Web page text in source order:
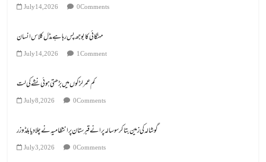
July 14, 2026 0 Comments
مہنگائی کا بوجھ پس رہا ہے مڈل کلاس انسان
July 14, 2026 1 Comment
کم عمر لڑکوں میں بڑھتی ہوئی نشے کی لت
July 8, 2026 0 Comments
گوشالہ کی زمین بتا کر سوسالہ پرانے قبرستان پر انتظامیہ نے چلا دیا بلڈوزر
July 3, 2026 0 Comments